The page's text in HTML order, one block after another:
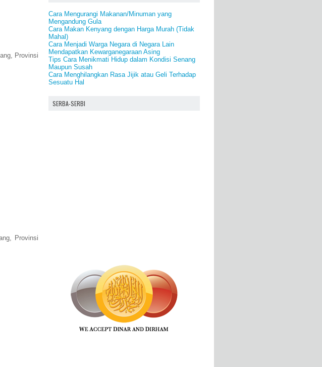
Provinsi
Provinsi
Cara Mengurangi Makanan/Minuman yang
Mengandung Gula
Cara Makan Kenyang dengan Harga Murah (Tidak
Mahal)
Cara Menjadi Warga Negara di Negara Lain
Mendapatkan Kewarganegaraan Asing
Tips Cara Menikmati Hidup dalam Kondisi Senang
Maupun Susah
Cara Menghilangkan Rasa Jijik atau Geli Terhadap
Sesuatu Hal
SERBA-SERBI